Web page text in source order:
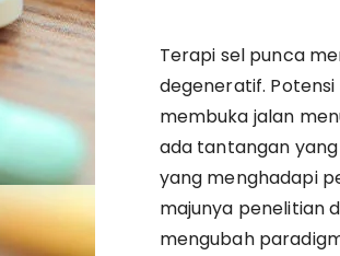
Terapi sel punca
degeneratif.
membuka jalan
ada tantangan
yang menghadapi
majunya penelitian
mengubah